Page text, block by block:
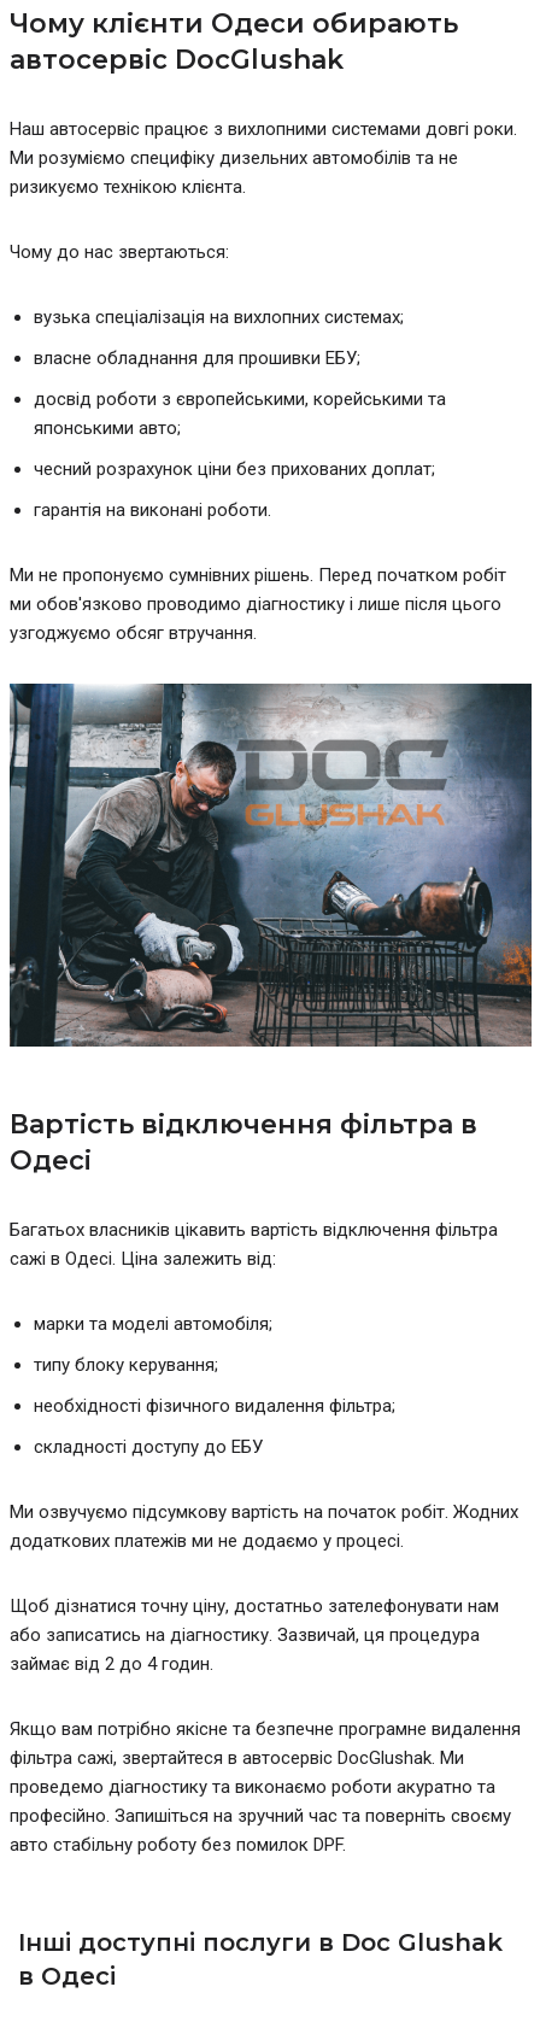
Чому клієнти Одеси обирають
автосервіс DocGlushak
Наш автосервіс працює з вихлопними системами довгі роки.
Ми розуміємо специфіку дизельних автомобілів та не
ризикуємо технікою клієнта.
Чому до нас звертаються:
вузька спеціалізація на вихлопних системах;
власне обладнання для прошивки ЕБУ;
досвід роботи з європейськими, корейськими та
японськими авто;
чесний розрахунок ціни без прихованих доплат;
гарантія на виконані роботи.
Ми не пропонуємо сумнівних рішень. Перед початком робіт
ми обов'язково проводимо діагностику і лише після цього
узгоджуємо обсяг втручання.
Вартість відключення фільтра в
Одесі
Багатьох власників цікавить вартість відключення фільтра
сажі в Одесі. Ціна залежить від:
марки та моделі автомобіля;
типу блоку керування;
необхідності фізичного видалення фільтра;
складності доступу до ЕБУ
Ми озвучуємо підсумкову вартість на початок робіт. Жодних
додаткових платежів ми не додаємо у процесі.
Щоб дізнатися точну ціну, достатньо зателефонувати нам
або записатись на діагностику. Зазвичай, ця процедура
займає від 2 до 4 годин.
Якщо вам потрібно якісне та безпечне програмне видалення
фільтра сажі, звертайтеся в автосервіс DocGlushak. Ми
проведемо діагностику та виконаємо роботи акуратно та
професійно. Запишіться на зручний час та поверніть своєму
авто стабільну роботу без помилок DPF.
Інші доступні послуги в Doc Glushak
в Одесі